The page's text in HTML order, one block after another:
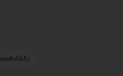
จองคิวได้เร็ว